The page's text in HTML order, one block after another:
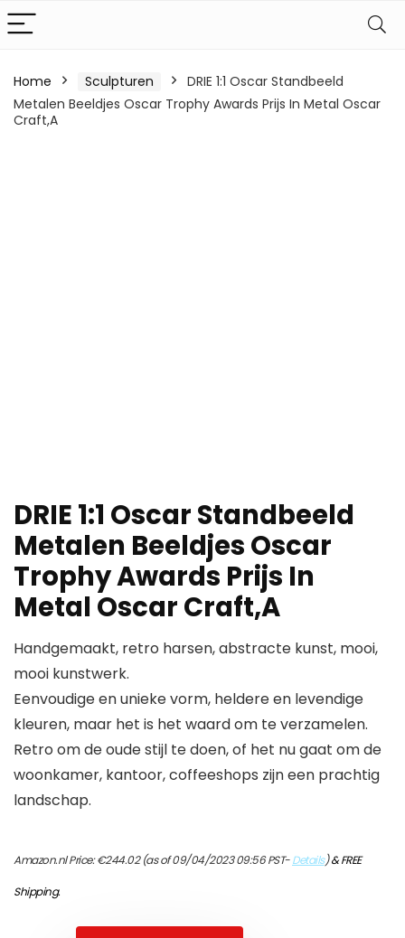
Home Sculpturen
DRIE 1:1 Oscar Standbeeld
Metalen Beeldjes Oscar Trophy Awards Prijs In Metal Oscar
Craft,A
DRIE 1:1 Oscar Standbeeld
Metalen Beeldjes Oscar
Trophy Awards Prijs In
Metal Oscar Craft,A
Handgemaakt, retro harsen, abstracte kunst, mooi,
mooi kunstwerk.
Eenvoudige en unieke vorm, heldere en levendige
kleuren, maar het is het waard om te verzamelen.
Retro om de oude stijl te doen, of het nu gaat om de
woonkamer, kantoor, coffeeshops zijn een prachtig
landschap.
Amazon.nl Price:€244.02(as of 09/04/2023 09:56 PST-Details)&FREE
Shipping.